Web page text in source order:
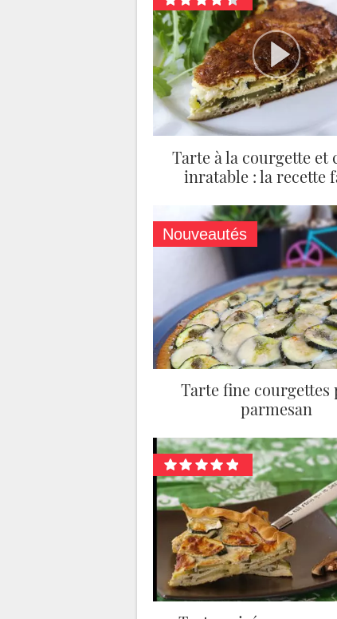
Tarte à la courgette et
inratable : la recette
Nouveautés
Tarte fine courgettes
parmesan